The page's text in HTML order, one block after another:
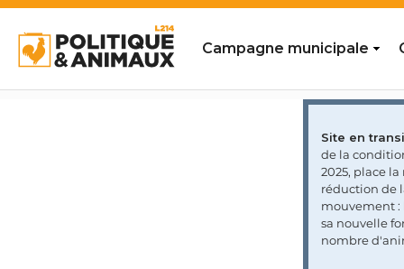
Campagne municipale
Site en
de la
2025, place
réduction de
mouvement :
sa nouvelle
nombre